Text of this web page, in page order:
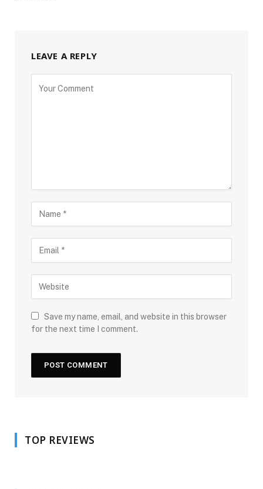
LEAVE A REPLY
Save my name, email, and website in this browser
for the next time I comment.
TOP REVIEWS